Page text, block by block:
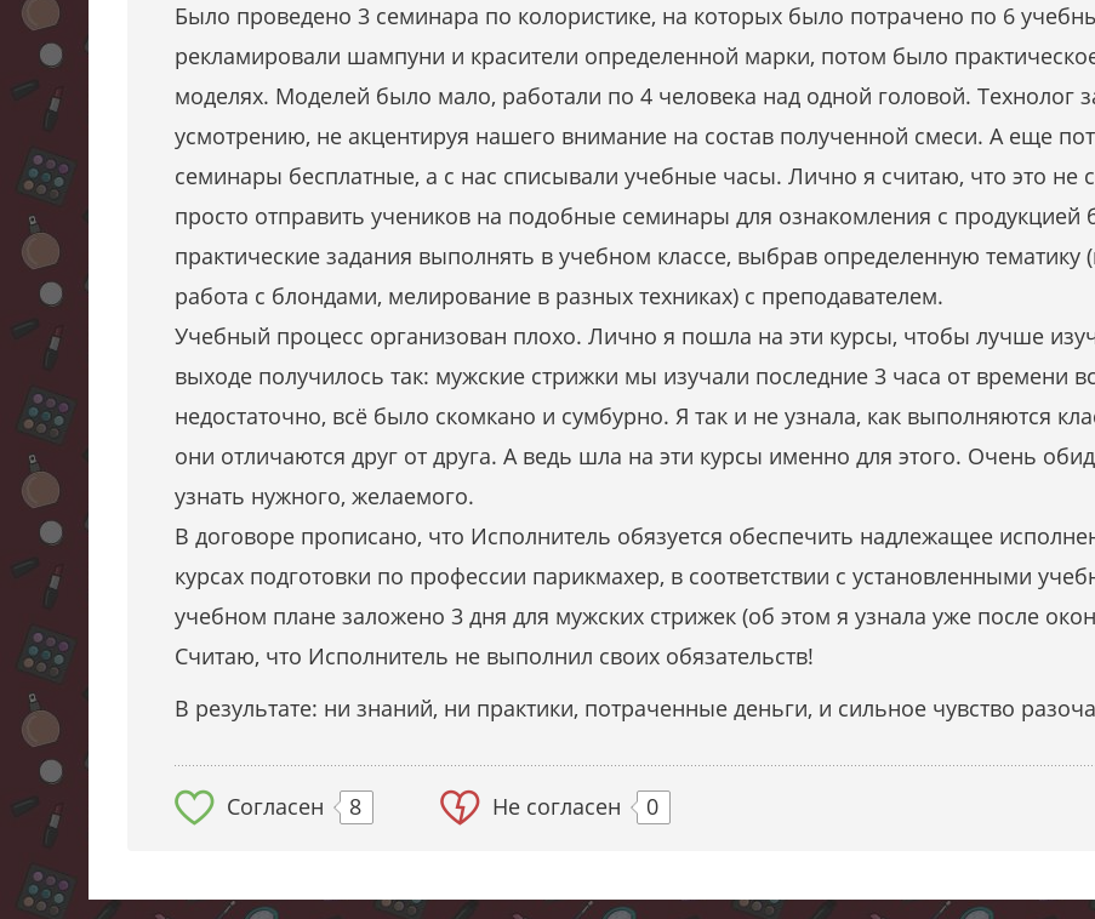
Было проведено 3 семинара по колористике, на которых было потрачено по 6
рекламировали шампуни и красители определенной марки, потом было
моделях. Моделей было мало, работали по 4 человека над одной головой. Технолог
усмотрению, не акцентируя нашего внимание на состав полученной смеси. А еще
семинары бесплатные, а с нас списывали учебные часы. Лично я считаю, что это
просто отправить учеников на подобные семинары для ознакомления с продукцией
практические задания выполнять в учебном классе, выбрав определенную тематику
работа с блондами, мелирование в разных техниках) с преподавателем.
Учебный процесс организован плохо. Лично я пошла на эти курсы, чтобы лучше
выходе получилось так: мужские стрижки мы изучали последние 3 часа от времени
недостаточно, всё было скомкано и сумбурно. Я так и не узнала, как выполняются
они отличаются друг от друга. А ведь шла на эти курсы именно для этого. Очень
узнать нужного, желаемого.
В договоре прописано, что Исполнитель обязуется обеспечить надлежащее
курсах подготовки по профессии парикмахер, в соответствии с установленными
учебном плане заложено 3 дня для мужских стрижек (об этом я узнала уже после
Считаю, что Исполнитель не выполнил своих обязательств!
В результате: ни знаний, ни практики, потраченные деньги, и сильное чувство
Согласен 8 Не согласен 0